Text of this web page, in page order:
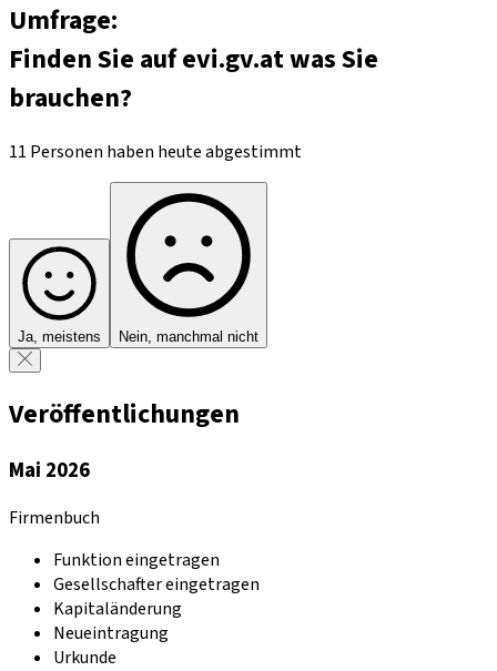
Umfrage:
Finden Sie auf evi.gv.at was Sie
brauchen?
11 Personen haben heute abgestimmt
Ja, meistens Nein, manchmal nicht
Veröffentlichungen
Mai 2026
Firmenbuch
Funktion eingetragen
Gesellschafter eingetragen
Kapitaländerung
Neueintragung
Urkunde